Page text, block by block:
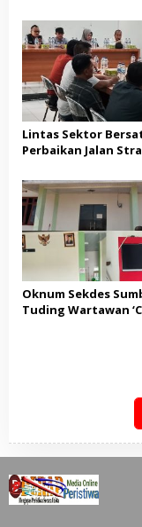
Gading Sari
Lintas Sektor
Perbaikan Jalan
Oknum Sekdes
Tuding Wartawan